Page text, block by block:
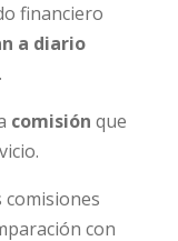
financiero
a diario
comisión que
comisiones
con